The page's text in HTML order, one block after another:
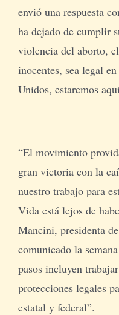
envió una respuesta
ha dejado de cumplir
violencia del aborto,
inocentes, sea legal
Unidos, estaremos
“El movimiento
gran victoria con la
nuestro trabajo para
Vida está lejos de
Mancini, presidenta
comunicado la
pasos incluyen
protecciones legales
estatal y federal”.